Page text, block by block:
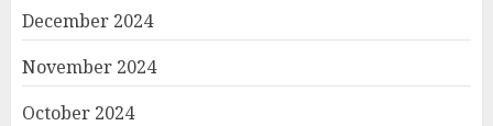
December 2024
November 2024
October 2024